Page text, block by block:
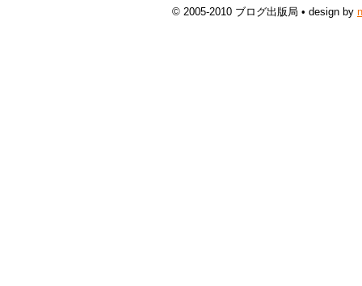
© 2005-2010 ブログ出版局 • design by